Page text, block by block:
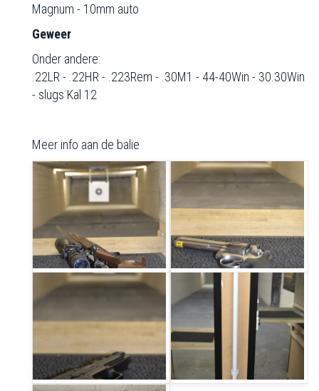
Magnum - 10mm auto
Geweer
Onder andere:
.22LR - .22HR - .223Rem - .30M1 - 44-40Win - 30.30Win
- slugs Kal 12
Meer info aan de balie